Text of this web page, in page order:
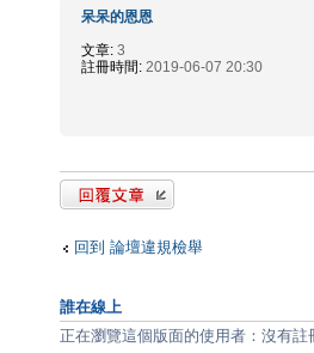
呆呆的恩恩
文章: 3
註冊時間: 2019-06-07 20:30
發表回覆
回到 論壇違規檢舉
誰在線上
正在瀏覽這個版面的使用者：沒有註